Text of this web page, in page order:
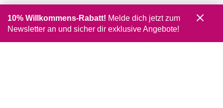
10% Willkommens-Rabatt! Melde dich jetzt zum
Newsletter an und sicher dir exklusive Angebote!